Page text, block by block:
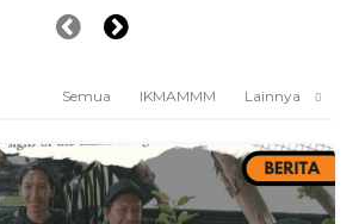
Semua IKMAMMM Lainnya